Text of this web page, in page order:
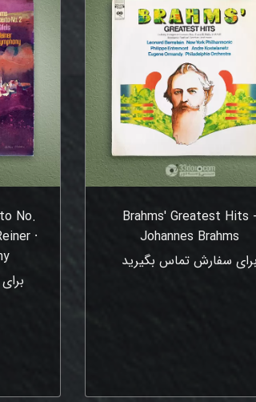
Brahms' Greatest Hits -
Johannes Brahms
برای سفارش تماس بگیرید
No.
⸱